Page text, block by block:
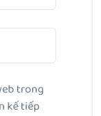
trong
kế tiếp